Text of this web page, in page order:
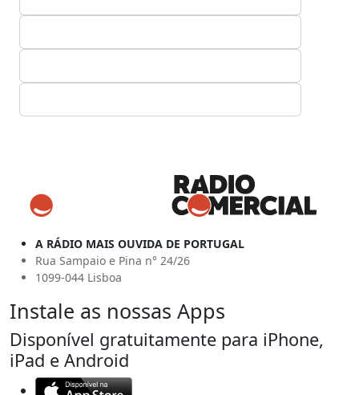
A RÁDIO MAIS OUVIDA DE PORTUGAL
Rua Sampaio e Pina n° 24/26
1099-044 Lisboa
Instale as nossas Apps
Disponível gratuitamente para iPhone,
iPad e Android